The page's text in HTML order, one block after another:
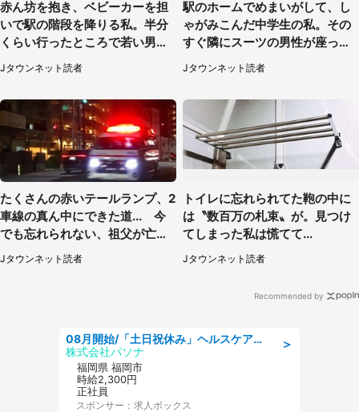
赤ん坊を抱き、ベビーカーを担
いで駅の階段を降りる私。半分
くらい行ったところで若い男性
が...（埼玉県・50代女性）
Jタウンネット読者
駅のホームでめまいがして、し
ゃがみこんだ中学生の私。その
すぐ隣にスーツの男性が座って
きて（千葉県・20代女性）
Jタウンネット読者
たくさんの赤いテールランプ、2
車線の真ん中にできた道... 今
でも忘れられない、祖父が亡く
なった夜に見た光景（30代女
性）
Jタウンネット読者
トイレに忘れられてた鞄の中に
は〝数百万の札束〟が。見つけ
てしまった私は慌てて...
Jタウンネット読者
Recommended by
＞
08月開始/「土日祝休み」ヘルスケア業界の産業保健師/高時給/未経験OK/要資格:保健師、正看護師
株式会社パソナ
福岡県 福岡市
時給2,300円
正社員
スポンサー：求人ボックス